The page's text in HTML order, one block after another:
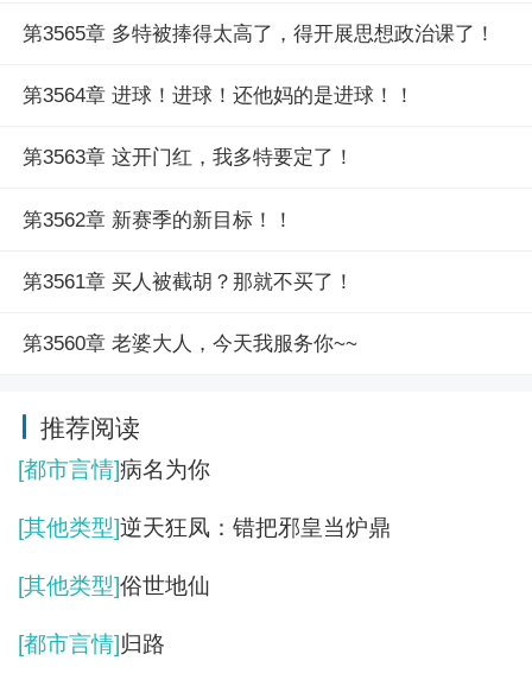
第3565章 多特被捧得太高了，得开展思想政治课了！
第3564章 进球！进球！还他妈的是进球！！
第3563章 这开门红，我多特要定了！
第3562章 新赛季的新目标！！
第3561章 买人被截胡？那就不买了！
第3560章 老婆大人，今天我服务你~~
推荐阅读
[都市言情]病名为你
[其他类型]逆天狂凤：错把邪皇当炉鼎
[其他类型]俗世地仙
[都市言情]归路